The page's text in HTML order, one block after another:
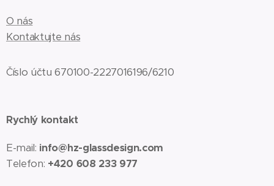
O nás
Kontaktujte nás
Číslo účtu 670100-2227016196/6210
Rychlý kontakt
E-mail: info@hz-glassdesign.com
Telefon: +420 608 233 977